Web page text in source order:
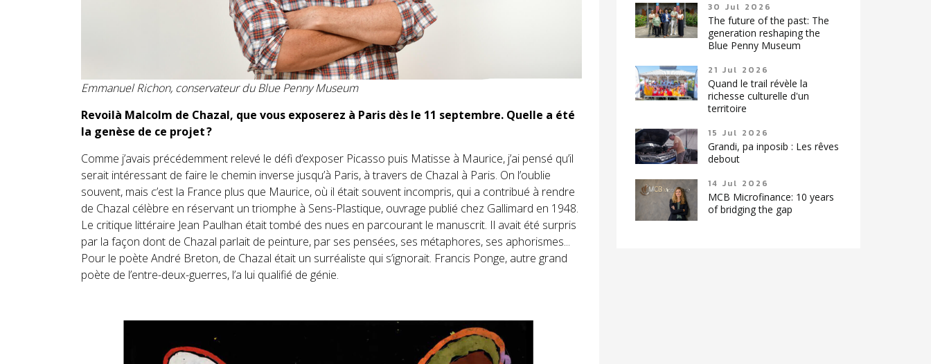
Emmanuel Richon, conservateur du Blue Penny Museum
Revoilà Malcolm de Chazal, que vous exposerez à Paris dès le 11 septembre. Quelle a été
la genèse de ce projet ?
Comme j’avais précédemment relevé le défi d’exposer Picasso puis Matisse à Maurice, j’ai pensé qu’il
serait intéressant de faire le chemin inverse jusqu’à Paris, à travers de Chazal à Paris. On l’oublie
souvent, mais c’est la France plus que Maurice, où il était souvent incompris, qui a contribué à rendre
de Chazal célèbre en réservant un triomphe à Sens-Plastique, ouvrage publié chez Gallimard en 1948.
Le critique littéraire Jean Paulhan était tombé des nues en parcourant le manuscrit. Il avait été surpris
par la façon dont de Chazal parlait de peinture, par ses pensées, ses métaphores, ses aphorismes...
Pour le poète André Breton, de Chazal était un surréaliste qui s’ignorait. Francis Ponge, autre grand
poète de l’entre-deux-guerres, l’a lui qualifié de génie.
30 Jul 2026
The future of the past: The
generation reshaping the
Blue Penny Museum
21 Jul 2026
Quand le trail révèle la
richesse culturelle d'un
territoire
15 Jul 2026
Grandi, pa inposib : Les rêves
debout
14 Jul 2026
MCB Microfinance: 10 years
of bridging the gap